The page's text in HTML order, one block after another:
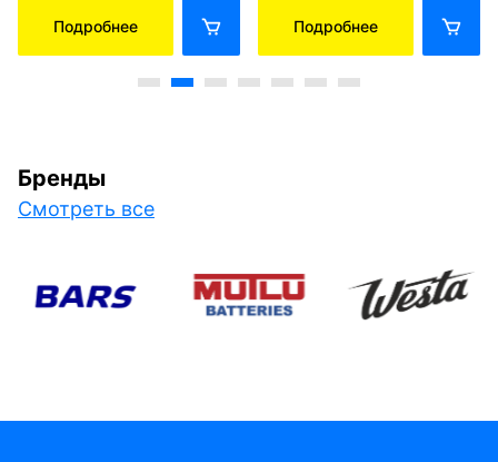
Подробнее Подробнее
Бренды
Смотреть все